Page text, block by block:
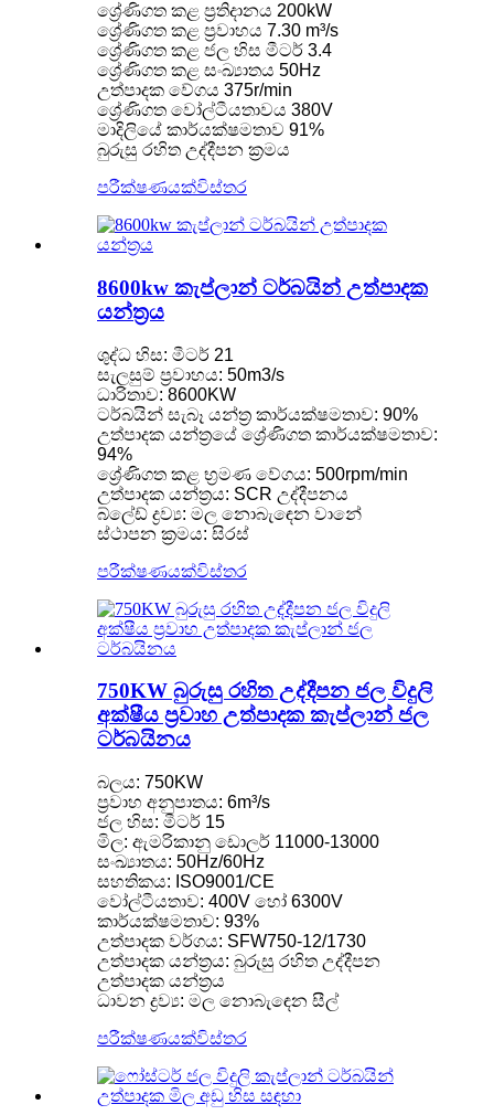
ශ්‍රේණිගත කළ ප්‍රතිදානය 200kW
ශ්‍රේණිගත කළ ප්‍රවාහය 7.30 m³/s
ශ්‍රේණිගත කළ ජල හිස මීටර් 3.4
ශ්‍රේණිගත කළ සංඛ්‍යාතය 50Hz
උත්පාදක වේගය 375r/min
ශ්‍රේණිගත වෝල්ටීයතාවය 380V
මාදිලියේ කාර්යක්ෂමතාව 91%
බුරුසු රහිත උද්දීපන ක්‍රමය
පරීක්ෂණයක්විස්තර
8600kw කැප්ලාන් ටර්බයින් උත්පාදක
යන්ත්‍රය
ශුද්ධ හිස: මීටර් 21
සැලසුම් ප්‍රවාහය: 50m3/s
ධාරිතාව: 8600KW
ටර්බයින් සැබෑ යන්ත්‍ර කාර්යක්ෂමතාව: 90%
උත්පාදක යන්ත්‍රයේ ශ්‍රේණිගත කාර්යක්ෂමතාව:
94%
ශ්‍රේණිගත කළ භ්‍රමණ වේගය: 500rpm/min
උත්පාදක යන්ත්‍රය: SCR උද්දීපනය
බ්ලේඩ් ද්‍රව්‍ය: මල නොබැඳෙන වානේ
ස්ථාපන ක්‍රමය: සිරස්
පරීක්ෂණයක්විස්තර
750KW බුරුසු රහිත උද්දීපන ජල විදුලි
අක්ෂීය ප්‍රවාහ උත්පාදක කැප්ලාන් ජල
ටර්බයිනය
බලය: 750KW
ප්‍රවාහ අනුපාතය: 6m³/s
ජල හිස: මීටර් 15
මිල: ඇමරිකානු ඩොලර් 11000-13000
සංඛ්‍යාතය: 50Hz/60Hz
සහතිකය: ISO9001/CE
වෝල්ටීයතාව: 400V හෝ 6300V
කාර්යක්ෂමතාව: 93%
උත්පාදක වර්ගය: SFW750-12/1730
උත්පාදක යන්ත්‍රය: බුරුසු රහිත උද්දීපන
උත්පාදක යන්ත්‍රය
ධාවන ද්‍රව්‍ය: මල නොබැඳෙන සීල්
පරීක්ෂණයක්විස්තර